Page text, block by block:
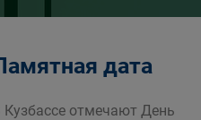
дата
Кузбассе отмечают День